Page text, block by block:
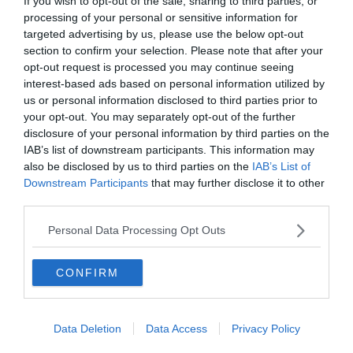
processing of your personal or sensitive information for
targeted advertising by us, please use the below opt-out
section to confirm your selection. Please note that after your
opt-out request is processed you may continue seeing
interest-based ads based on personal information utilized by
us or personal information disclosed to third parties prior to
your opt-out. You may separately opt-out of the further
disclosure of your personal information by third parties on the
IAB’s list of downstream participants. This information may
also be disclosed by us to third parties on the IAB’s List of
Downstream Participants that may further disclose it to other
Personal Data Processing Opt Outs
CONFIRM
Data Deletion Data Access Privacy Policy
famiglie"
MONDO
A Sofia naziskin tentano assalto a hotel
con giovani ebrei italiani